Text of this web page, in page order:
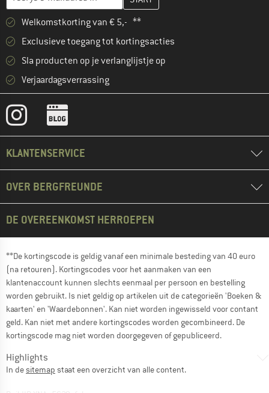
Welkomstkorting van € 5,- **
Exclusieve toegang tot kortingsacties
Sla producten op je verlanglijstje op
Verjaardagsverrassing
KLANTENSERVICE
OVER BERGFREUNDE
DE OVEREENKOMST HERROEPEN
**De kortingscode is geldig vanaf een minimale besteding van 40 euro
(na retouren). Kortingscodes voor het aanmaken van een
klantenaccount kunnen slechts eenmaal per persoon en bestelling
worden gebruikt. Is niet geldig op artikelen uit de categorieën 'Boeken &
kaarten' en 'Waardebonnen'. Kan niet worden ingewisseld voor contant
geld. Kan niet met andere kortingscodes worden gecombineerd. De
kortingscode mag niet worden doorgegeven of gepubliceerd.
Highlights
In desitemap staat een overzicht van alle content.